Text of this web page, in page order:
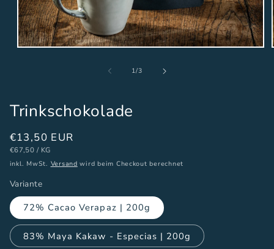
1/von
3
Trinkschokolade
Normaler
Preis
€13,50 EUR
GRUNDPREIS
€67,50 / PRO
KG
inkl. MwSt. Versand wird beim Checkout berechnet
Variante
72% Cacao Verapaz | 200g
83% Maya Kakaw - Especias | 200g